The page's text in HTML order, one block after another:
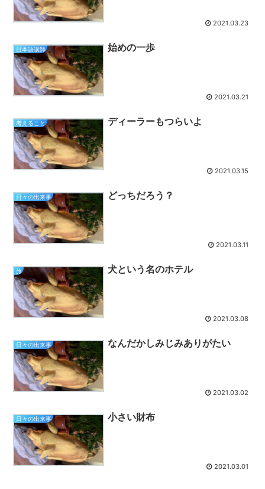
2021.03.23
日本語講師 始めの一歩
2021.03.21
考えること ディーラーもつらいよ
2021.03.15
日々の出来事 どっちだろう？
2021.03.11
旅 犬という名のホテル
2021.03.08
日々の出来事 なんだかしみじみありがたい
2021.03.02
日々の出来事 小さい財布
2021.03.01